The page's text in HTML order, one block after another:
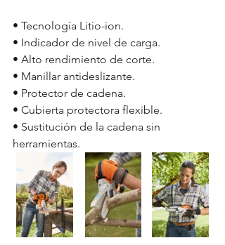
• Tecnología Litio-ion.
• Indicador de nivel de carga.
• Alto rendimiento de corte.
• Manillar antideslizante.
• Protector de cadena.
• Cubierta protectora flexible.
• Sustitución de la cadena sin
herramientas.